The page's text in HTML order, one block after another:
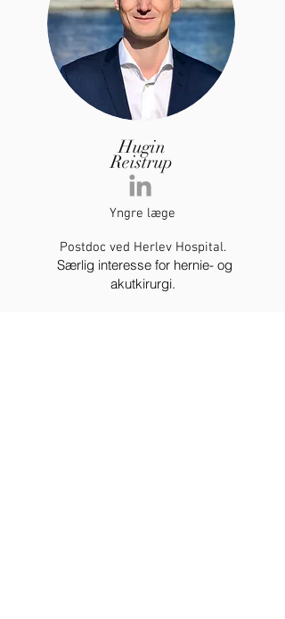
Hugin
Reistrup
Yngre læge
Postdoc ved Herlev Hospital.
Særlig interesse for hernie- og
akutkirurgi.